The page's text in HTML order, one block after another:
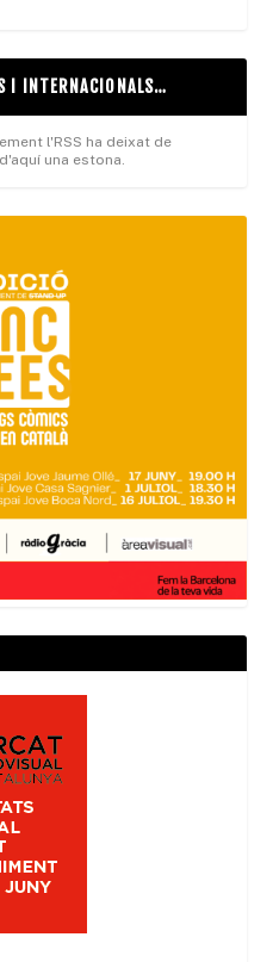
I INTERNACIONALS…
l'RSS ha deixat de
una estona.